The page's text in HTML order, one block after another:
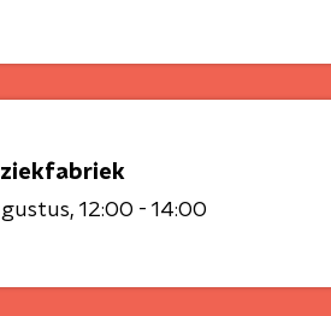
12:00 - 14:00